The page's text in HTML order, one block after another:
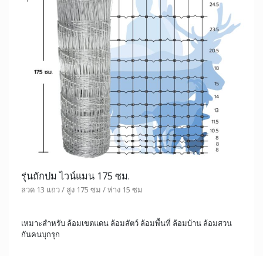
รุ่นถักปม ไวน์แมน 175 ซม.
ลวด 13 แถว / สูง 175 ซม / ห่าง 15 ซม
เหมาะสำหรับ ล้อมเขตแดน ล้อมสัตว์ ล้อมพื้นที่ ล้อมบ้าน ล้อมสวน
กันคนบุกรุก